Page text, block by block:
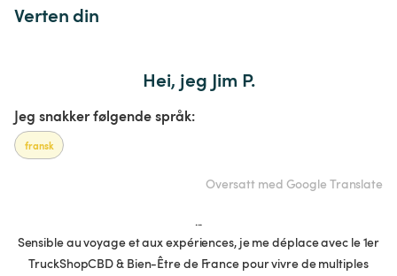
Verten din
Hei, jeg Jim P.
Jeg snakker følgende språk:
fransk
Oversatt med Google Translate
...
Sensible au voyage et aux expériences, je me déplace avec le 1er
TruckShopCBD & Bien-Être de France pour vivre de multiples